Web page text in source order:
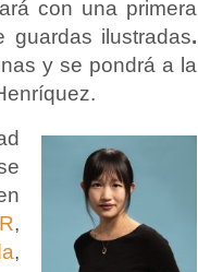
con una primera
ilustradas.
y se pondrá a la
.
,
,